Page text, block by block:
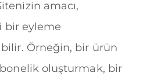
amacı,
bir eyleme
Örneğin, bir ürün
oluşturmak, bir